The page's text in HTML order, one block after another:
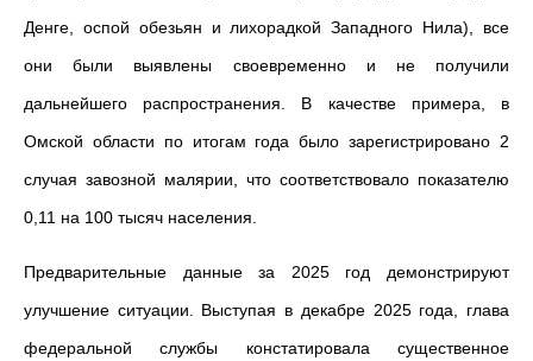
Денге, оспой обезьян и лихорадкой Западного Нила), все
они были выявлены своевременно и не получили
дальнейшего распространения. В качестве примера, в
Омской области по итогам года было зарегистрировано 2
случая завозной малярии, что соответствовало показателю
0,11 на 100 тысяч населения.
Предварительные данные за 2025 год демонстрируют
улучшение ситуации. Выступая в декабре 2025 года, глава
федеральной службы констатировала существенное